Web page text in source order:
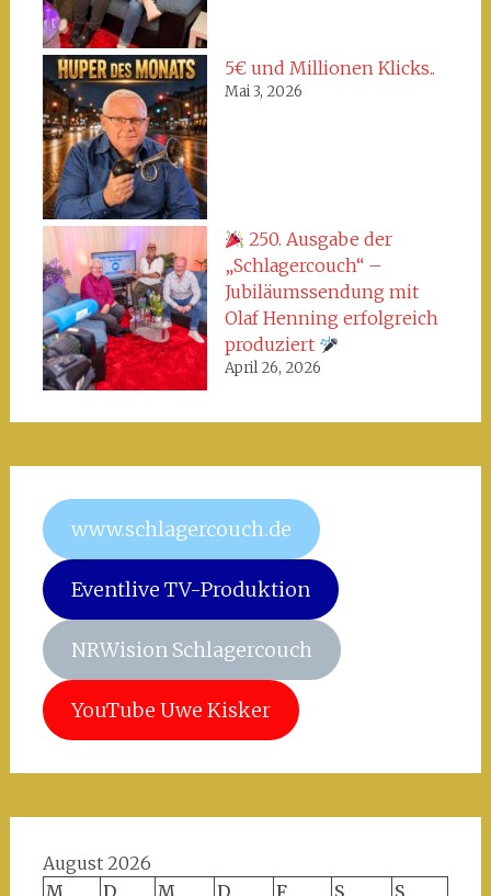
5€ und Millionen Klicks..
Mai 3, 2026
250. Ausgabe der
„Schlagercouch“ –
Jubiläumssendung mit
Olaf Henning erfolgreich
produziert
April 26, 2026
www.schlagercouch.de
Eventlive TV-Produktion
NRWision Schlagercouch
YouTube Uwe Kisker
August 2026